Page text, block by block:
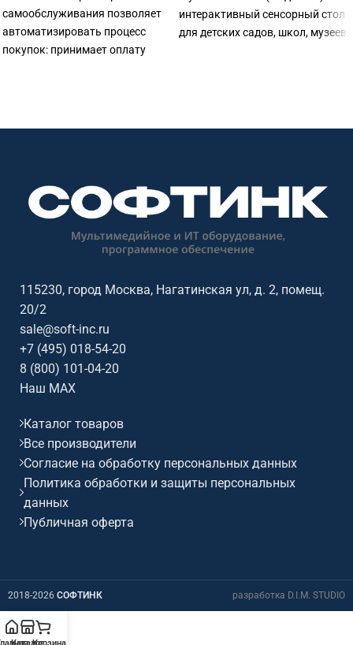
самообслуживания позволяет
автоматизировать процесс
покупок: принимает оплату
оплатой.
интерактивный сенсорный стол
для детских садов, школ, музеев,
115230, город Москва, Нагатинская ул, д. 2, помещ.
20/2
sale@soft-inc.ru
+7 (495) 018-54-20
8 (800) 101-04-20
Наш MAX
Каталог товаров
Все производители
Согласие на обработку персональных данных
Политика обработки и защиты персональных
данных
Публичная оферта
2018-2026 СОФТИНК разработка D.I.M. STUDIO